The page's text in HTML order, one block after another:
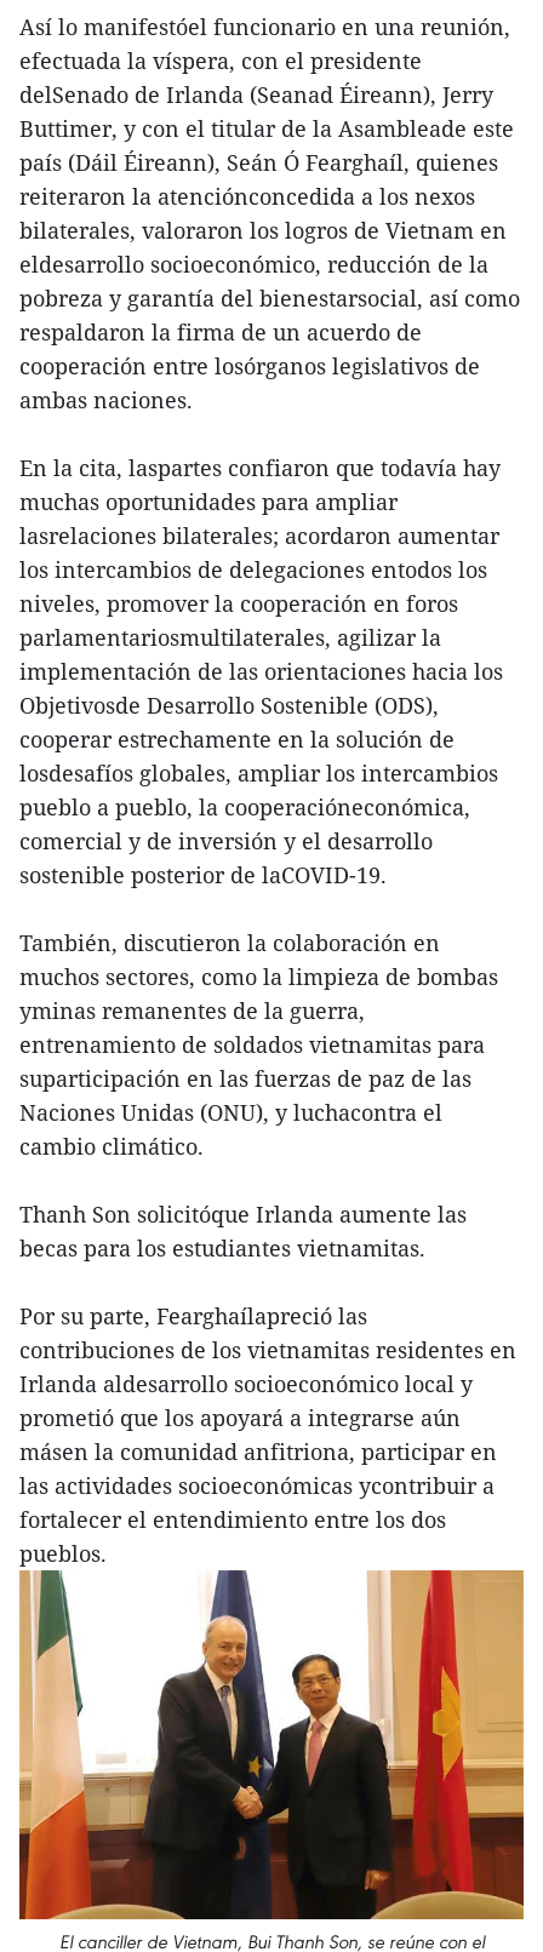
Así lo manifestóel funcionario en una reunión,
efectuada la víspera, con el presidente
delSenado de Irlanda (Seanad Éireann), Jerry
Buttimer, y con el titular de la Asambleade este
país (Dáil Éireann), Seán Ó Fearghaíl, quienes
reiteraron la atenciónconcedida a los nexos
bilaterales, valoraron los logros de Vietnam en
eldesarrollo socioeconómico, reducción de la
pobreza y garantía del bienestarsocial, así como
respaldaron la firma de un acuerdo de
cooperación entre losórganos legislativos de
ambas naciones.
En la cita, laspartes confiaron que todavía hay
muchas oportunidades para ampliar
lasrelaciones bilaterales; acordaron aumentar
los intercambios de delegaciones entodos los
niveles, promover la cooperación en foros
parlamentariosmultilaterales, agilizar la
implementación de las orientaciones hacia los
Objetivosde Desarrollo Sostenible (ODS),
cooperar estrechamente en la solución de
losdesafíos globales, ampliar los intercambios
pueblo a pueblo, la cooperacióneconómica,
comercial y de inversión y el desarrollo
sostenible posterior de laCOVID-19.
También, discutieron la colaboración en
muchos sectores, como la limpieza de bombas
yminas remanentes de la guerra,
entrenamiento de soldados vietnamitas para
suparticipación en las fuerzas de paz de las
Naciones Unidas (ONU), y luchacontra el
cambio climático.
Thanh Son solicitóque Irlanda aumente las
becas para los estudiantes vietnamitas.
Por su parte, Fearghaílapreció las
contribuciones de los vietnamitas residentes en
Irlanda aldesarrollo socioeconómico local y
prometió que los apoyará a integrarse aún
másen la comunidad anfitriona, participar en
las actividades socioeconómicas ycontribuir a
fortalecer el entendimiento entre los dos
pueblos.
El canciller de Vietnam, Bui Thanh Son, se reúne con el